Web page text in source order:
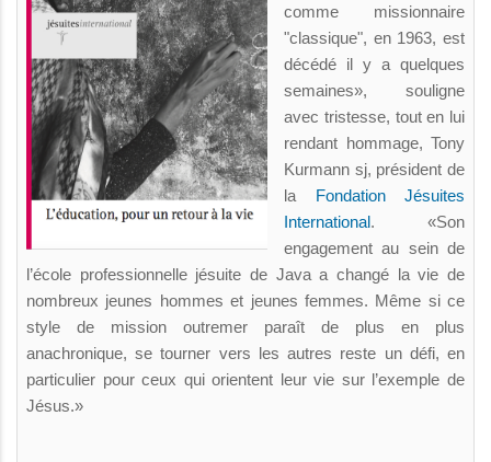
comme missionnaire
"classique", en 1963, est
décédé il y a quelques
semaines», souligne
avec tristesse, tout en lui
rendant hommage, Tony
Kurmann sj, président de
la Fondation Jésuites
International. «Son
engagement au sein de
l’école professionnelle jésuite de Java a changé la vie de
nombreux jeunes hommes et jeunes femmes. Même si ce
style de mission outremer paraît de plus en plus
anachronique, se tourner vers les autres reste un défi, en
particulier pour ceux qui orientent leur vie sur l’exemple de
Jésus.»